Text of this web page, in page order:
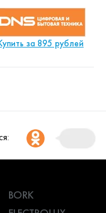
за 895 рублей
BORK